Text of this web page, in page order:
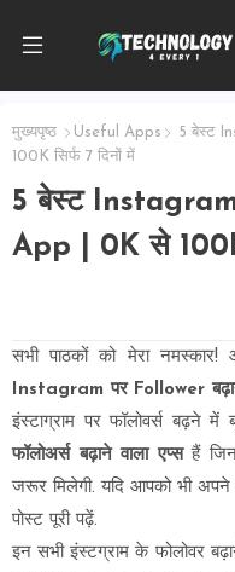
मुख्यपृष्ठ Useful Apps
5 बेस्ट
100K सिर्फ 7 दिनों में
5 बेस्ट Instagram
App | 0K से 100K
सभी पाठकों को मेरा
Instagram पर Follower
इंस्टाग्राम पर फॉलोवर्स बढ़ने
फॉलोअर्स बढ़ाने वाला एप्सहैं
जरूर मिलेगी. यदि आपको भी
पोस्ट पूरी पढ़ें.
इन सभी इंस्टग्राम के फोलोवर